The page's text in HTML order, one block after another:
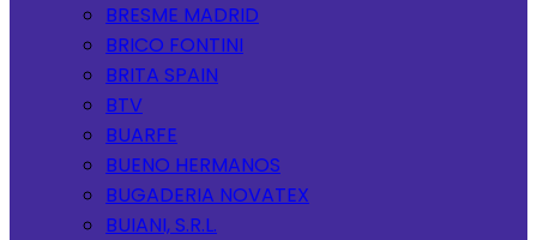
BRESME MADRID
BRICO FONTINI
BRITA SPAIN
BTV
BUARFE
BUENO HERMANOS
BUGADERIA NOVATEX
BUIANI, S.R.L.